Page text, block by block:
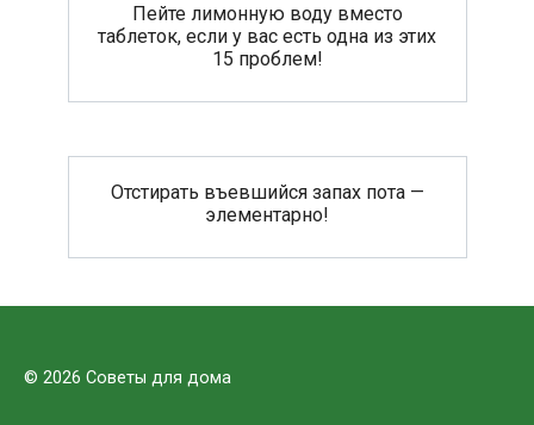
Пейте лимонную воду вместо
таблеток, если у вас есть одна из этих
15 проблем!
Отстирать въевшийся запах пота —
элементарно!
© 2026 Советы для дома